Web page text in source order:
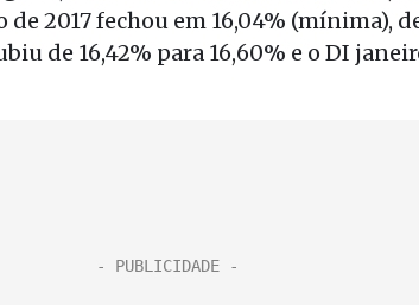
2017 fechou em 16,04% (mínima),
de 16,42% para 16,60% e o DI